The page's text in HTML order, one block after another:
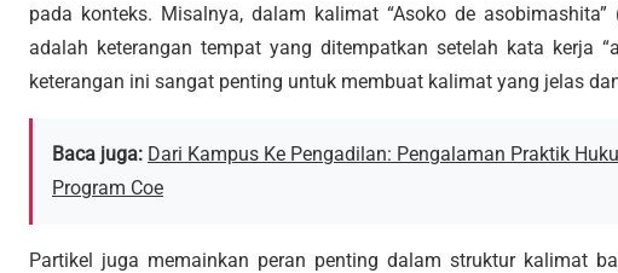
pada konteks. Misalnya, dalam kalimat “Asoko de asobimashita”
adalah keterangan tempat yang ditempatkan setelah kata kerja
keterangan ini sangat penting untuk membuat kalimat yang jelas
Baca juga: Dari Kampus Ke Pengadilan: Pengalaman Praktik
Program Coe
Partikel juga memainkan peran penting dalam struktur kalimat